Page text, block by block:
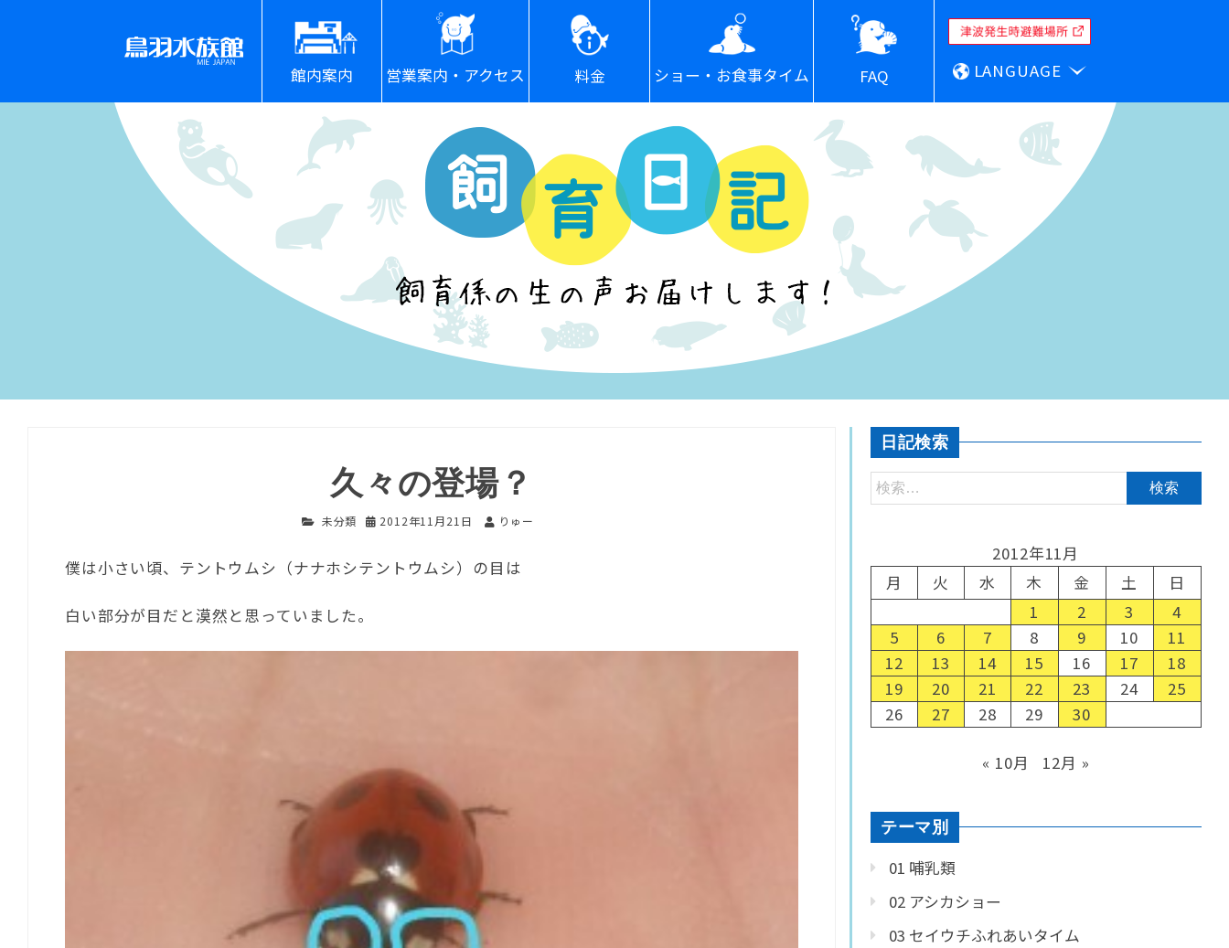
館内案内 営業案内・アクセス 料金 ショー・お食事タイム FAQ LANGUAGE
久々の登場？
未分類 2012年11月21日 りゅー
僕は小さい頃、テントウムシ（ナナホシテントウムシ）の目は
白い部分が目だと漠然と思っていました。
日記検索
2012年11月
月
火 水 木 金 土
日
1
2 3
4
5
6 7 8 9 10
11
12
13 14 15 16 17
18
19
20 21 22 23 24
25
26
27 28 29 30
« 10月 12月 »
テーマ別
01 哺乳類
02 アシカショー
03 セイウチふれあいタイム